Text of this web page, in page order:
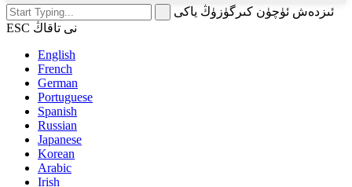
ئىزدەش ئۈچۈن كىرگۈزۈڭ ياكى
ESC نى تاقاڭ
English
French
German
Portuguese
Spanish
Russian
Japanese
Korean
Arabic
Irish